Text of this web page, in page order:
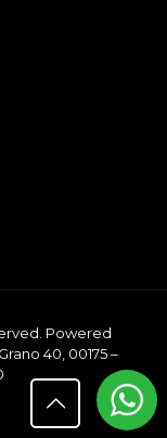
Powered
40, 00175 –